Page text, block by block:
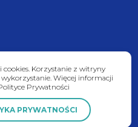
- expert4you.pl
cookies. Korzystanie z witryny
Więcej informacji
Prywatności
PRYWATNOŚCI